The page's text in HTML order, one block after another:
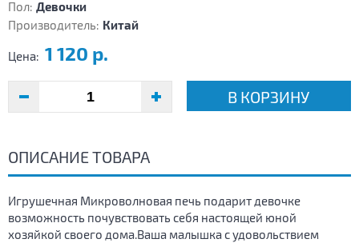
Пол: Девочки
Производитель: Китай
Цена: 1 120 р.
В КОРЗИНУ
ОПИСАНИЕ ТОВАРА
Игрушечная Микроволновая печь подарит девочке
возможность почувствовать себя настоящей юной
хозяйкой своего дома.Ваша малышка с удовольствием